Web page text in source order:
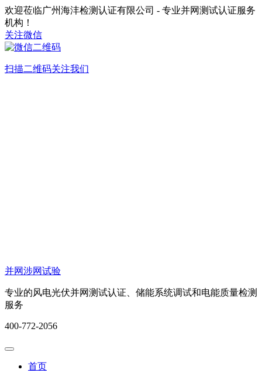
欢迎莅临广州海沣检测认证有限公司 - 专业并网测试认证服务
机构！
关注微信
扫描二维码关注我们
并网涉网试验
专业的风电光伏并网测试认证、储能系统调试和电能质量检测
服务
400-772-2056
首页